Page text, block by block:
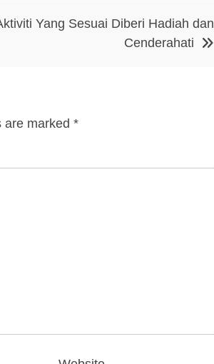
Yang Sesuai Diberi Hadiah dan
Cenderahati
are marked *